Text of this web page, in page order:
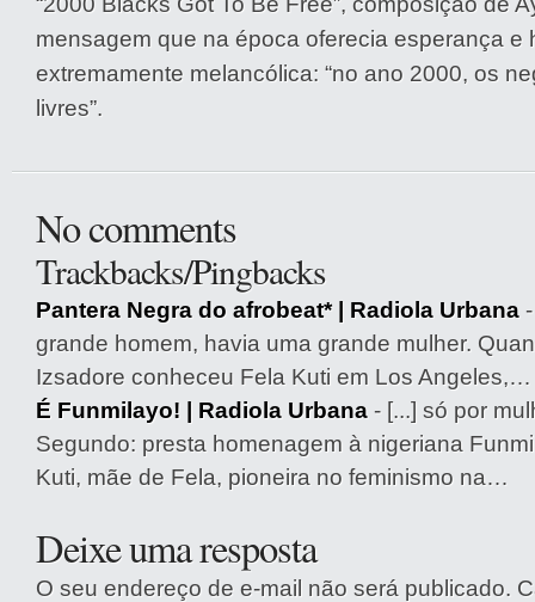
mensagem que na época oferecia esperança e
extremamente melancólica: “no ano 2000, os
livres”.
No comments
Trackbacks/Pingbacks
Pantera Negra do afrobeat* | Radiola Urbana
grande homem, havia uma grande mulher.
Izsadore conheceu Fela Kuti em Los Angeles,…
É Funmilayo! | Radiola Urbana - [...] só por
Segundo: presta homenagem à nigeriana
Kuti, mãe de Fela, pioneira no feminismo na…
Deixe uma resposta
O seu endereço de e-mail não será publicado.